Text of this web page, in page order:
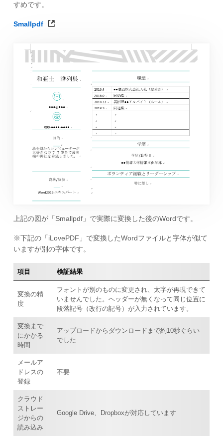
すめです。
Smallpdf
上記の図が「Smallpdf」で実際に変換した後のWordです。
※下記の「iLovePDF」で変換したWordファイルと字体が似て
いますが別の字体です。
項目 検証結果
変換の精
度
フォントが別のものに変更され、太字が再現できて
いませんでした。ヘッダーが無くなって同じ位置に
段落記号（改行の記号）が入力されています。
変換まで
にかかる
時間
アップロードからダウンロードまで約10秒ぐらい
でした
メールア
ドレスの
登録
不要
クラウド
ストレー
ジからの
読み込み
Google Drive、Dropboxが対応しています